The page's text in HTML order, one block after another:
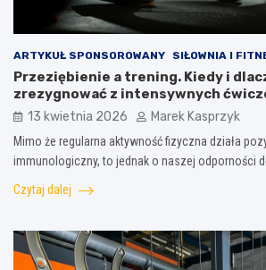
ARTYKUŁ SPONSOROWANY SIŁOWNIA I
Przeziębienie a trening. Kiedy i
zrezygnować z intensywnych
13 kwietnia 2026 Marek Kasprzyk
Mimo że regularna aktywność fizyczna działa
immunologiczny, to jednak o naszej odporności
Czytaj dalej